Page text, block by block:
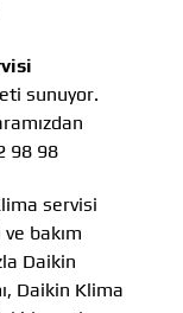
sunuyor.
98 98
servisi
bakım
Daikin
Daikin Klima